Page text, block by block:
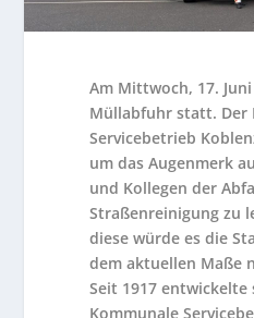
Am Mittwoch, 17.
Müllabfuhr statt. Der
Servicebetrieb
um das Augenmerk
und Kollegen der
Straßenreinigung zu
diese würde es die
dem aktuellen Maße
Seit 1917 entwickelte
Kommunale